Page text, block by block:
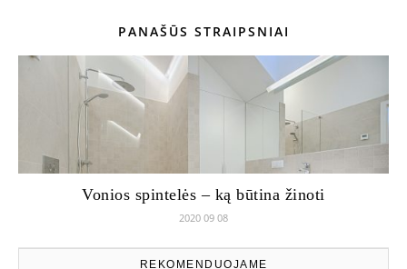
PANAŠŪS STRAIPSNIAI
Vonios spintelės – ką būtina žinoti
2020 09 08
REKOMENDUOJAME